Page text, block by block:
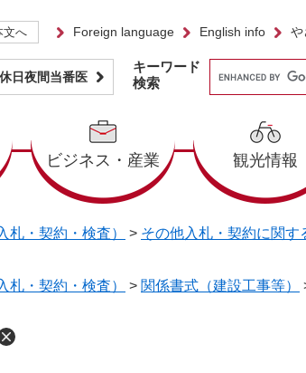
文へ Foreign language English info や
休日夜間当番医
ビジネス・産業 観光情報
キーワード
検索
札・契約・検査） > その他入札・契約に関す
札・契約・検査） > 関係書式（建設工事等）